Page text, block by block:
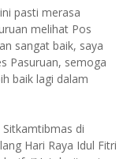
pasti merasa
melihat Pos
sangat baik, saya
Pasuruan, semoga
baik lagi dalam
di
Hari Raya Idul Fitri